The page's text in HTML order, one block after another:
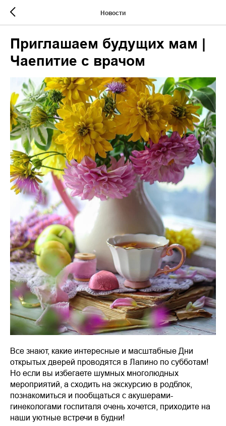
Новости
Приглашаем будущих мам |
Чаепитие с врачом
Все знают, какие интересные и масштабные Дни
открытых дверей проводятся в Лапино по субботам!
Но если вы избегаете шумных многолюдных
мероприятий, а сходить на экскурсию в родблок,
познакомиться и пообщаться с акушерами-
гинекологами госпиталя очень хочется, приходите на
наши уютные встречи в будни!